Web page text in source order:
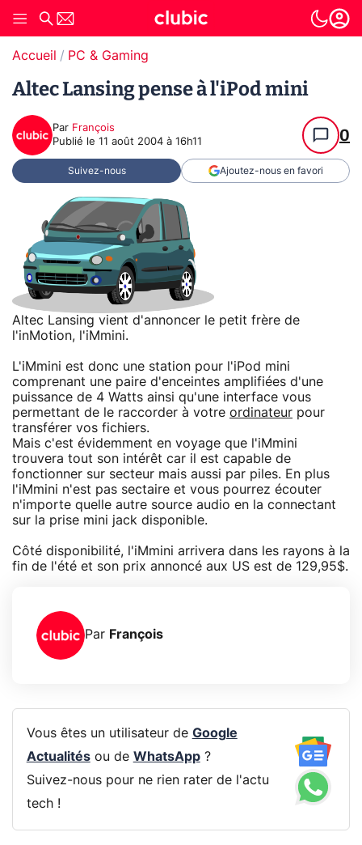
Accueil PC & Gaming
Altec Lansing pense à l'iPod mini
Par François
Publié le 11 août 2004 à 16h11 0
Suivez-nous Ajoutez-nous en favori
Altec Lansing vient d'annoncer le petit frère de
l'inMotion, l'iMmini.
L'iMmini est donc une station pour l'iPod mini
comprenant une paire d'enceintes amplifiées d'une
puissance de 4 Watts ainsi qu'une interface vous
permettant de le raccorder à votre ordinateur pour
transférer vos fichiers.
Mais c'est évidemment en voyage que l'iMmini
trouvera tout son intérêt car il est capable de
fonctionner sur secteur mais aussi par piles. En plus
l'iMmini n'est pas sectaire et vous pourrez écouter
n'importe quelle autre source audio en la connectant
sur la prise mini jack disponible.
Côté disponibilité, l'iMmini arrivera dans les rayons à la
fin de l'été et son prix annoncé aux US est de 129,95$.
Par François
Vous êtes un utilisateur de Google
Actualitésou de WhatsApp?
Suivez-nous pour ne rien rater de l'actu
tech !